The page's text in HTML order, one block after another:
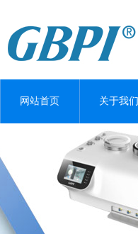
网站首页 关于我们